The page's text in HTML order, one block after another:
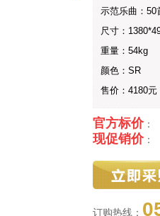
示范乐曲：50
尺寸：
重量：54kg
颜色：SR
售价：4180元
官方标价：
现促销价：
订购热线：